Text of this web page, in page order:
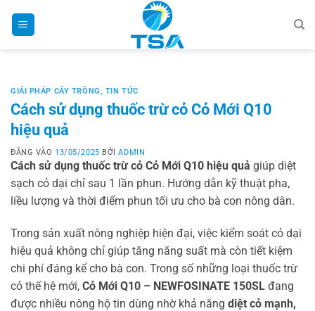
GIẢI PHÁP CÂY TRỒNG, TIN TỨC
Cách sử dụng thuốc trừ cỏ Cỏ Mới Q10
hiệu quả
ĐĂNG VÀO 13/05/2025 BỞIADMIN
Cách sử dụng thuốc trừ cỏ Cỏ Mới Q10 hiệu quả giúp diệt
sạch cỏ dại chỉ sau 1 lần phun. Hướng dẫn kỹ thuật pha,
liều lượng và thời điểm phun tối ưu cho bà con nông dân.
Trong sản xuất nông nghiệp hiện đại, việc kiểm soát cỏ dại
hiệu quả không chỉ giúp tăng năng suất mà còn tiết kiệm
chi phí đáng kể cho bà con. Trong số những loại thuốc trừ
cỏ thế hệ mới, Cỏ Mới Q10 – NEWFOSINATE 150SL đang
được nhiều nông hộ tin dùng nhờ khả năng diệt cỏ mạnh,